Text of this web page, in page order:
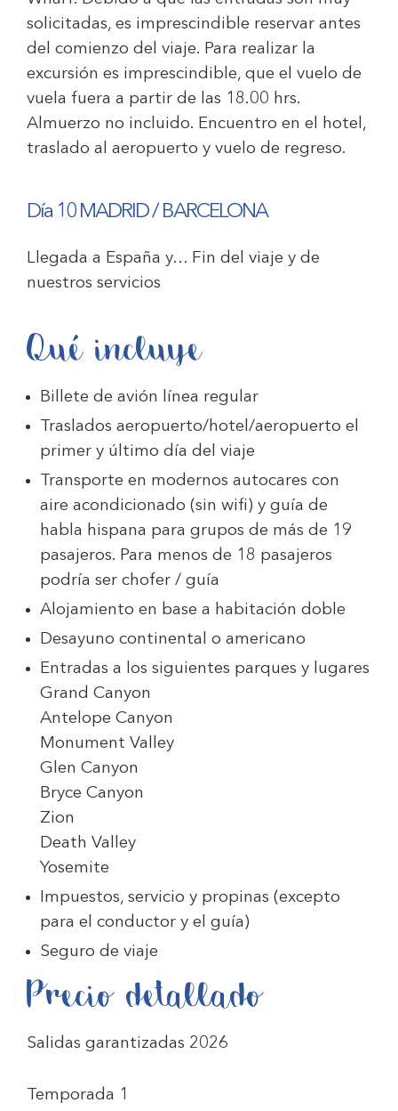
solicitadas, es imprescindible reservar antes
del comienzo del viaje. Para realizar la
excursión es imprescindible, que el vuelo de
vuela fuera a partir de las 18.00 hrs.
Almuerzo no incluido. Encuentro en el hotel,
traslado al aeropuerto y vuelo de regreso.
Día 10 MADRID / BARCELONA
Llegada a España y… Fin del viaje y de
nuestros servicios
Qué incluye
Billete de avión línea regular
Traslados aeropuerto/hotel/aeropuerto el
primer y último día del viaje
Transporte en modernos autocares con
aire acondicionado (sin wifi) y guía de
habla hispana para grupos de más de 19
pasajeros. Para menos de 18 pasajeros
podría ser chofer / guía
Alojamiento en base a habitación doble
Desayuno continental o americano
Entradas a los siguientes parques y lugares
Grand Canyon
Antelope Canyon
Monument Valley
Glen Canyon
Bryce Canyon
Zion
Death Valley
Yosemite
Impuestos, servicio y propinas (excepto
para el conductor y el guía)
Seguro de viaje
Precio detallado
Salidas garantizadas 2026
Temporada 1